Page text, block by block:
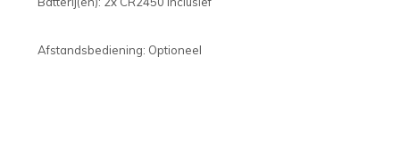
Afstandsbediening: Optioneel